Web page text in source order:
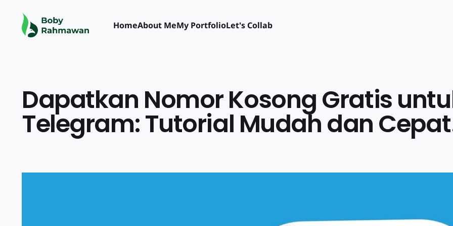
HomeAbout MeMy PortfolioLet's Collab
Dapatkan Nomor Kosong Gratis
Telegram: Tutorial Mudah dan